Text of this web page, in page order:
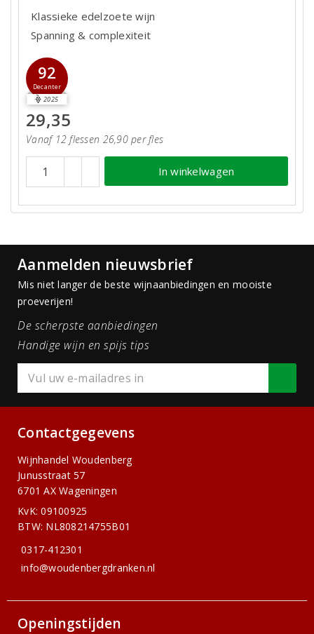
Klassieke edelzoete wijn
Spanning & complexiteit
92
Decanter
2025
29,35
Vanaf 12 flessen 26,90 per fles
In winkelwagen
Aanmelden nieuwsbrief
Mis niet langer de beste wijnaanbiedingen en mooiste
proeverijen!
De scherpste aanbiedingen
Handige wijn en spijs tips
Contactgegevens
Wijnhandel Woudenberg
Junusstraat 57
6701 AX Wageningen
KvK: 09100925
BTW: NL808214755B01
0317-412301
info@woudenbergdranken.nl
Openingstijden